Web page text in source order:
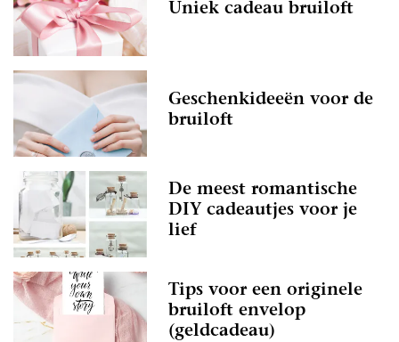
Uniek cadeau bruiloft
Geschenkideeën voor de
bruiloft
De meest romantische
DIY cadeautjes voor je
lief
Tips voor een originele
bruiloft envelop
(geldcadeau)